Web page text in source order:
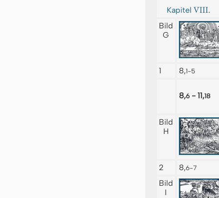
Kapitel VIII.
Bild
G
1 8,1-5
8,6- 11,18
Bild
H
2 8,6-7
Bild
I